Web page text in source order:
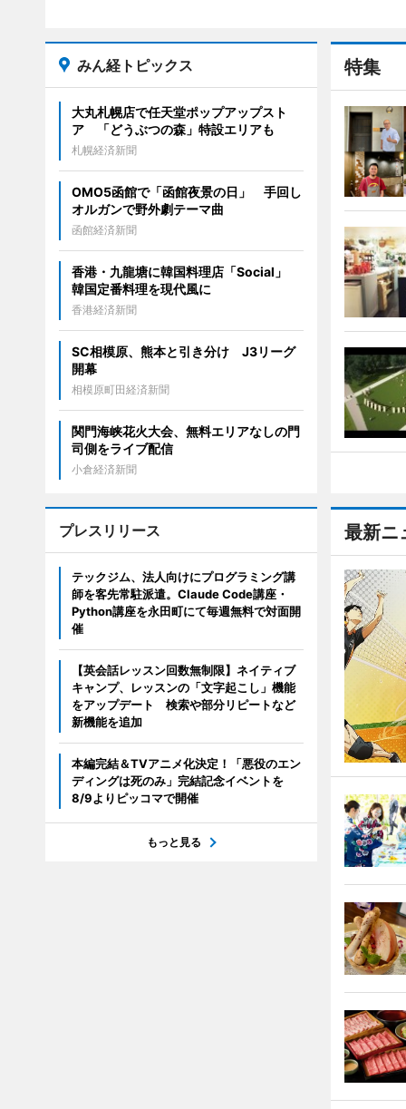
特集
最新ニ
みん経トピックス
大丸札幌店で任天堂ポップアップスト
ア 「どうぶつの森」特設エリアも
札幌経済新聞
OMO5函館で「函館夜景の日」 手回し
オルガンで野外劇テーマ曲
函館経済新聞
香港・九龍塘に韓国料理店「Social」
韓国定番料理を現代風に
香港経済新聞
SC相模原、熊本と引き分け J3リーグ
開幕
相模原町田経済新聞
関門海峡花火大会、無料エリアなしの門
司側をライブ配信
小倉経済新聞
プレスリリース
テックジム、法人向けにプログラミング講
師を客先常駐派遣。Claude Code講座・
Python講座を永田町にて毎週無料で対面開
催
【英会話レッスン回数無制限】ネイティブ
キャンプ、レッスンの「文字起こし」機能
をアップデート 検索や部分リピートなど
新機能を追加
本編完結＆TVアニメ化決定！「悪役のエン
ディングは死のみ」完結記念イベントを
8/9よりピッコマで開催
もっと見る